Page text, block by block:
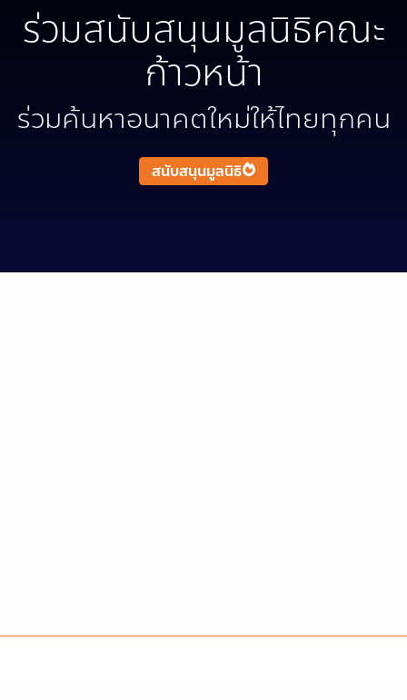
ร่วมสนับสนุนมูลนิธิคณะ
ก้าวหน้า
ร่วมค้นหาอนาคตใหม่ให้ไทยทุกคน
สนับสนุนมูลนิธิ